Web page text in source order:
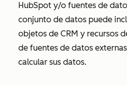
HubSpot y/o fuentes de
conjunto de datos puede
objetos de CRM y recursos
de fuentes de datos
calcular sus datos.